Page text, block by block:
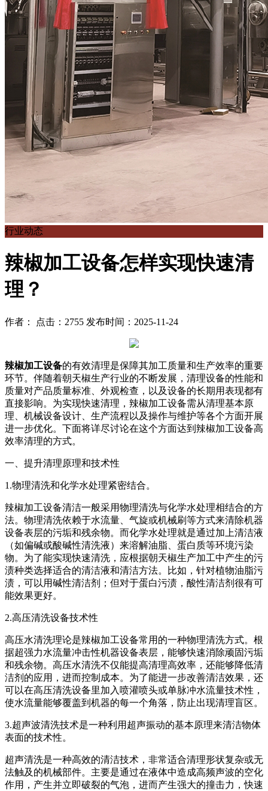
行业动态
辣椒加工设备怎样实现快速清
理？
作者： 点击：2755 发布时间：2025-11-24
辣椒加工设备的有效清理是保障其加工质量和生产效率的重要
环节。伴随着朝天椒生产行业的不断发展，清理设备的性能和
质量对产品质量标准、外观检查，以及设备的长期用表现都有
直接影响。为实现快速清理，辣椒加工设备需从清理基本原
理、机械设备设计、生产流程以及操作与维护等各个方面开展
进一步优化。下面将详尽讨论在这个方面达到辣椒加工设备高
效率清理的方式。
一、提升清理原理和技术性
1.物理清洗和化学水处理紧密结合。
辣椒加工设备清洁一般采用物理清洗与化学水处理相结合的方
法。物理清洗依赖于水流量、气旋或机械刷等方式来清除机器
设备表层的污垢和残余物。而化学水处理就是通过加上清洁液
（如偏碱或酸碱性清洗液）来溶解油脂、蛋白质等环境污染
物。为了能实现快速清洗，应根据朝天椒生产加工中产生的污
渍种类选择适合的清洁液和清洁方法。比如，针对植物油脂污
渍，可以用碱性清洁剂；但对于蛋白污渍，酸性清洁剂很有可
能效果更好。
2.高压清洗设备技术性
高压水清洗理论是辣椒加工设备常用的一种物理清洗方式。根
据超强力水流量冲击性机器设备表层，能够快速消除顽固污垢
和残余物。高压水清洗不仅能提高清理高效率，还能够降低清
洁剂的应用，进而控制成本。为了能进一步改善清洁效果，还
可以在高压清洗设备里加入喷灌喷头或单脉冲水流量技术性，
使水流量能够覆盖到机器的每一个角落，防止出现清理盲区。
3.超声波清洗技术是一种利用超声振动的基本原理来清洁物体
表面的技术性。
超声清洗是一种高效的清洁技术，非常适合清理形状复杂或无
法触及的机械部件。主要是通过在液体中造成高频声波的空化
作用，产生并立即破裂的气泡，进而产生强大的撞击力，快速